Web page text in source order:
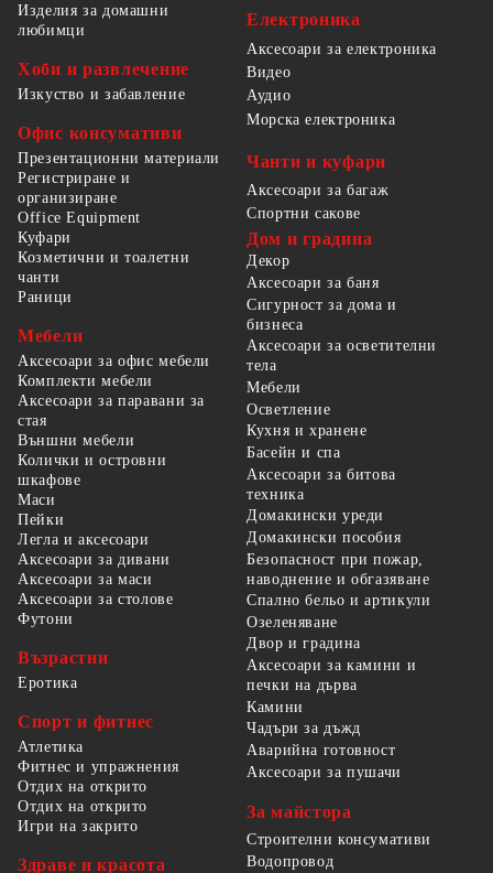
Изделия за домашни
любимци
Хоби и развлечение
Изкуство и забавление
Офис консумативи
Презентационни материали
Регистриране и
организиране
Office Equipment
Електроника
Аксесоари за електроника
Видео
Аудио
Морска електроника
Чанти и куфари
Аксесоари за багаж
Спортни сакове
Куфари
Козметични и тоалетни
чанти
Раници
Мебели
Аксесоари за офис мебели
Комплекти мебели
Аксесоари за паравани за
стая
Външни мебели
Колички и островни
шкафове
Маси
Пейки
Легла и аксесоари
Аксесоари за дивани
Аксесоари за маси
Аксесоари за столове
Футони
Възрастни
Еротика
Спорт и фитнес
Атлетика
Фитнес и упражнения
Отдих на открито
Отдих на открито
Игри на закрито
Здраве и красота
Дом и градина
Декор
Аксесоари за баня
Сигурност за дома и
бизнеса
Аксесоари за осветителни
тела
Мебели
Осветление
Кухня и хранене
Басейн и спа
Аксесоари за битова
техника
Домакински уреди
Домакински пособия
Безопасност при пожар,
наводнение и обгазяване
Спално бельо и артикули
Озеленяване
Двор и градина
Аксесоари за камини и
печки на дърва
Камини
Чадъри за дъжд
Аварийна готовност
Аксесоари за пушачи
За майстора
Строителни консумативи
Водопровод